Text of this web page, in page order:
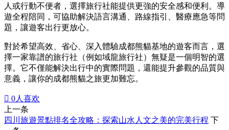
人或行動不便者，選擇旅行社能提供更強的安全感和便利。導
遊全程陪同，可協助解決語言溝通、路線指引、醫療應急等問
題，讓遊客出行更放心。
對於希望高效、省心、深入體驗成都熊貓基地的遊客而言，選
擇一家靠譜的旅行社（例如域龍旅行社）無疑是一個明智的選
擇。它不僅能解決出行中的實際問題，還能提升參觀的品質與
意義，讓你的成都熊貓之旅更加難忘。
 0人喜欢
上一条
四川旅遊景點排名全攻略：探索山水人文之美的完美行程 下